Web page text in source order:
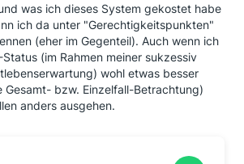
was ich dieses System gekostet habe
ich da unter "Gerechtigkeitspunkten"
(eher im Gegenteil). Auch wenn ich
(im Rahmen meiner sukzessiv
wohl etwas besser
Gesamt- bzw. Einzelfall-Betrachtung)
anders ausgehen.